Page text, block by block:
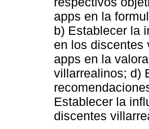
apps en la
b) Establecer la
en los discentes
apps en la
villarrealinos; d)
Establecer la
discentes